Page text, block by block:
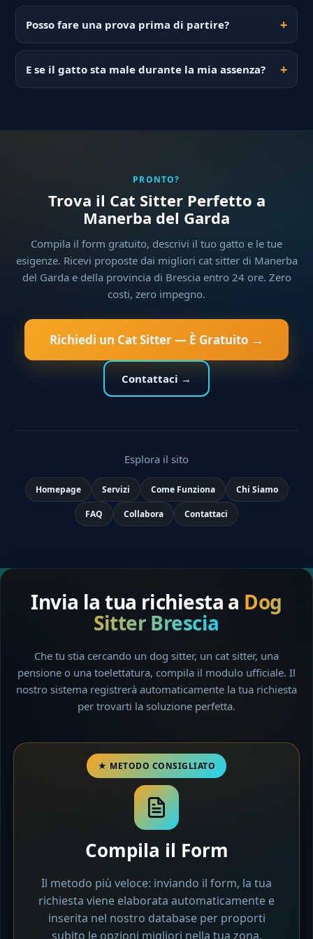
Posso fare una prova prima di partire?
E se il gatto sta male durante la mia assenza?
PRONTO?
Trova il Cat Sitter Perfetto a
Manerba del Garda
Compila il form gratuito, descrivi il tuo gatto e le tue
esigenze. Ricevi proposte dai migliori cat sitter di Manerba
del Garda e della provincia di Brescia entro 24 ore. Zero
costi, zero impegno.
Richiedi un Cat Sitter — È Gratuito →
Contattaci →
Esplora il sito
Homepage Servizi Come Funziona Chi Siamo
FAQ Collabora Contattaci
Invia la tua richiesta a Dog
Sitter Brescia
Che tu stia cercando un dog sitter, un cat sitter, una
pensione o una toelettatura, compila il modulo ufficiale. Il
nostro sistema registrerà automaticamente la tua richiesta
per trovarti la soluzione perfetta.
Compila il Form
Il metodo più veloce: inviando il form, la tua
richiesta viene elaborata automaticamente e
inserita nel nostro database per proporti
subito le opzioni migliori nella tua zona.